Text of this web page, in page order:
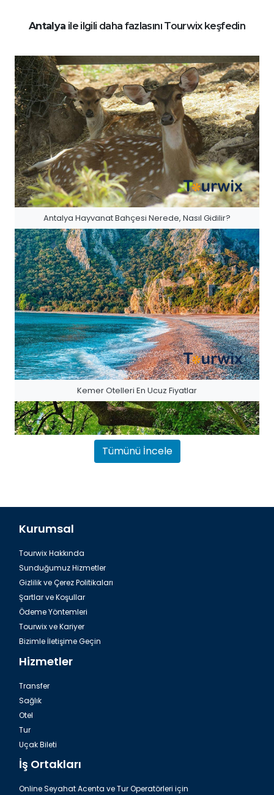
Antalya ile ilgili daha fazlasını Tourwix keşfedin
Antalya Hayvanat Bahçesi Nerede, Nasıl Gidilir?
Kemer Otelleri En Ucuz Fiyatlar
Antalya Havalimanı Belek Transfer
Tümünü İncele
Kurumsal
Tourwix Hakkında
Sunduğumuz Hizmetler
Gizlilik ve Çerez Politikaları
Şartlar ve Koşullar
Ödeme Yöntemleri
Tourwix ve Kariyer
Bizimle İletişime Geçin
Hizmetler
Transfer
Sağlık
Otel
Tur
Uçak Bileti
İş Ortakları
Online Seyahat Acenta ve Tur Operatörleri için